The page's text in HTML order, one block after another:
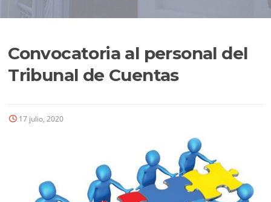
Convocatoria al personal del
Tribunal de Cuentas
17 julio, 2020